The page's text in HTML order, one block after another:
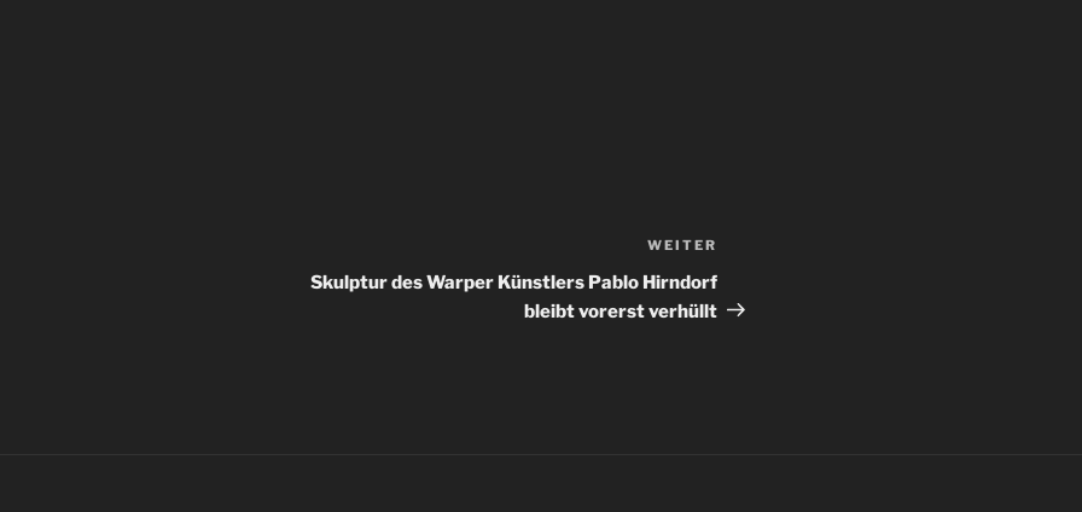
Beitrag
WEITER
Skulptur des Warper Künstlers Pablo Hirndorf
bleibt vorerst verhüllt